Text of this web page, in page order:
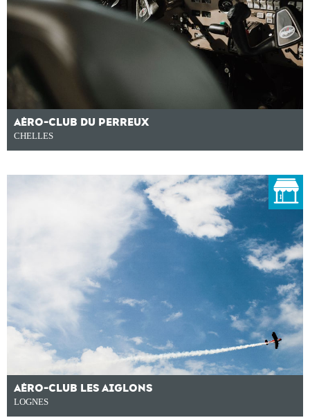
AÉRO-CLUB DU PERREUX
CHELLES
AÉRO-CLUB LES AIGLONS
LOGNES